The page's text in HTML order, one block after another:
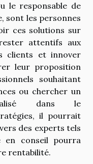
le responsable de
sont les personnes
ces solutions sur
attentifs aux
clients et innover
leur proposition
souhaitant
ou chercher un
dans le
il pourrait
des experts tels
en conseil pourra
rentabilité.